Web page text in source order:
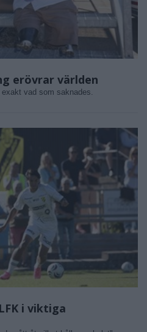
erövrar världen
vad som saknades.
i viktiga